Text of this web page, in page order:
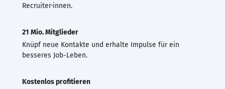
Recruiter·innen.
21 Mio. Mitglieder
Knüpf neue Kontakte und erhalte Impulse für ein
besseres Job-Leben.
Kostenlos profitieren